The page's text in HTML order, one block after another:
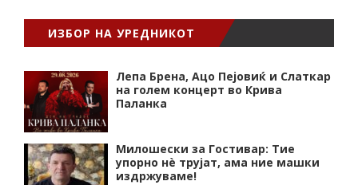
ИЗБОР НА УРЕДНИКОТ
Лепа Брена, Ацо Пејовиќ и Слаткар
на голем концерт во Крива
Паланка
Милошески за Гостивар: Тие
упорно нѐ трујат, ама ние машки
издржуваме!